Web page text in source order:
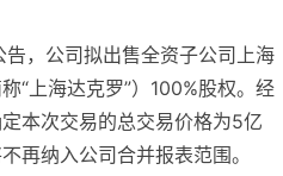
，公司拟出售全资子公司上海
“上海达克罗”）100%股权。经
本次交易的总交易价格为5亿
再纳入公司合并报表范围。